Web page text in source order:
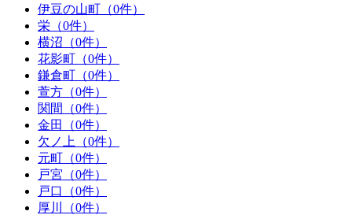
伊豆の山町（0件）
栄（0件）
横沼（0件）
花影町（0件）
鎌倉町（0件）
萱方（0件）
関間（0件）
金田（0件）
欠ノ上（0件）
元町（0件）
戸宮（0件）
戸口（0件）
厚川（0件）